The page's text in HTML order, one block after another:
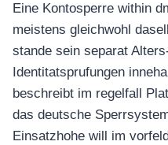
Eine Kontosperre within
meistens gleichwohl
stande sein separat
Identitatsprufungen
beschreibt im regelfall
das deutsche
Einsatzhohe will im